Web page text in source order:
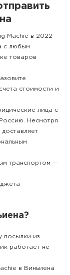
Machie в 2022
с любым
товаров
стоимости и
лица с
Несмотря
транспортом —
посылки из
работает не
в Виньиена